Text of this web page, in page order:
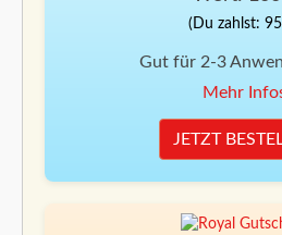
(Du zahlst:
Gut für 2-3
Mehr
JETZT